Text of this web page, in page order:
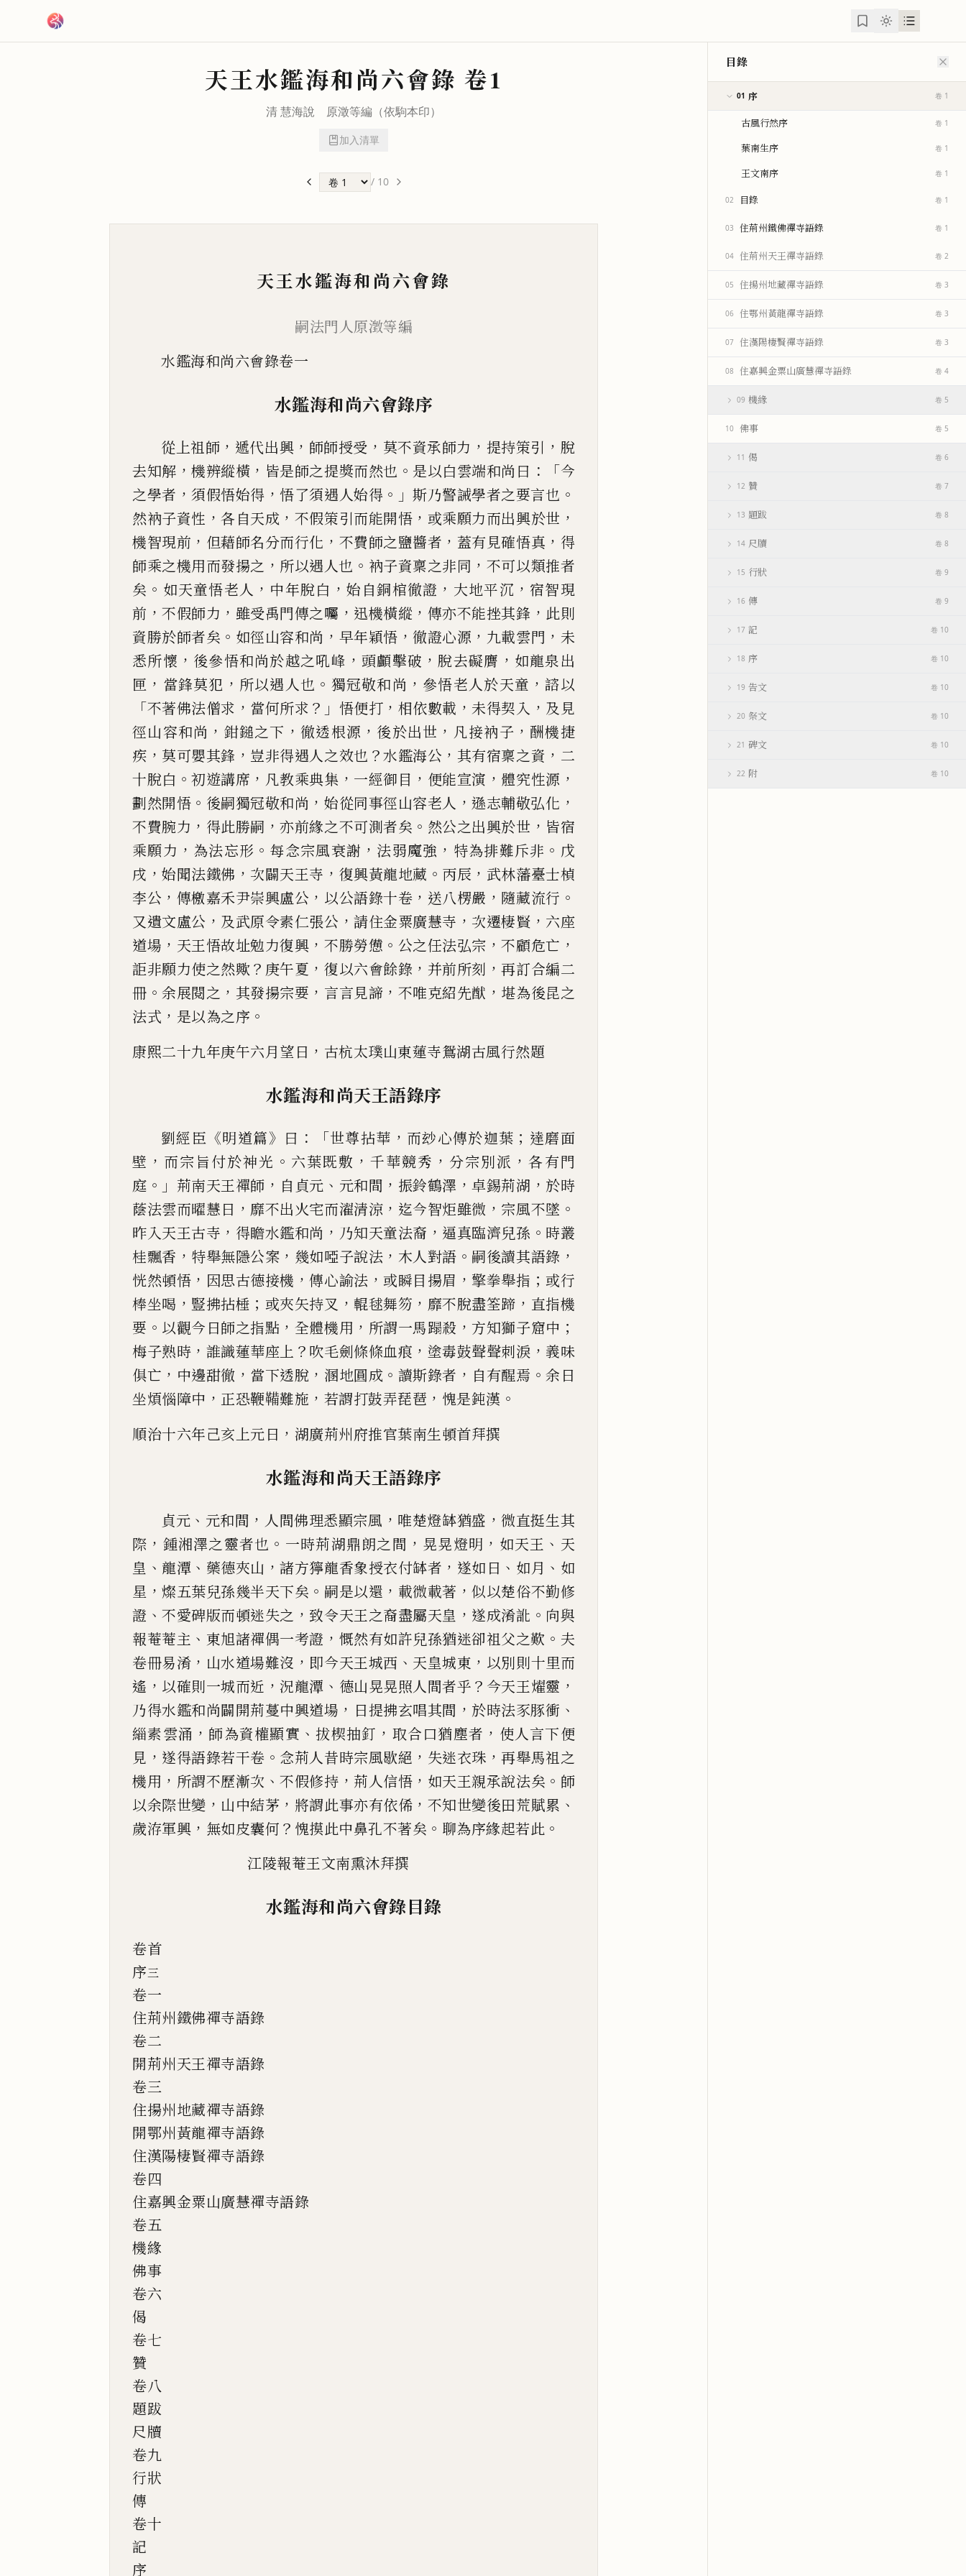
天王水鑑海和尚六會錄 卷1
清慧海說 原澂等編（依駒本印）
加入清單
/ 10
天王水鑑海和尚六會錄
嗣法門人原澂等編
水鑑海和尚六會錄卷一
水鑑海和尚六會錄序
從上祖師 ， 遞代出興 ， 師師授受 ， 莫不資承師力 ， 提持策引 ， 脫
去知解 ，機辨縱橫 ， 皆是師之提獎而然也 。 是以白雲端和尚曰 ：「今
之學者 ， 須假悟始得 ，悟了須遇人始得 。」斯乃警誡學者之要言也 。
然衲子資性 ，各自天成 ， 不假策引而能開悟 ， 或乘願力而出興於世 ，
機智現前 ， 但藉師名分而行化 ， 不費師之鹽醬者 ， 蓋有見確悟真 ， 得
師乘之機用而發揚之 ， 所以遇人也 。 衲子資稟之非同 ， 不可以類推者
矣 。 如天童悟老人 ， 中年脫白 ， 始自銅棺徹證 ， 大地平沉 ， 宿智現
前 ，不假師力 ， 雖受禹門傳之囑 ， 迅機橫縱 ， 傳亦不能挫其鋒 ， 此則
資勝於師者矣 。 如徑山容和尚 ， 早年穎悟 ， 徹證心源 ， 九載雲門 ， 未
悉所懷 ， 後參悟和尚於越之吼峰 ，頭顱擊破 ， 脫去礙膺 ， 如龍泉出
匣 ， 當鋒莫犯 ， 所以遇人也 。 獨冠敬和尚 ， 參悟老人於天童 ，諮以
「不著佛法僧求 ， 當何所求 ？」 悟便打 ， 相依數載 ， 未得契入 ， 及見
徑山容和尚 ， 鉗鎚之下 ， 徹透根源 ， 後於出世 ， 凡接衲子 ， 酬機捷
疾 ， 莫可嬰其鋒 ， 豈非得遇人之效也 ？水鑑海公 ， 其有宿稟之資 ， 二
十脫白 。初遊講席 ， 凡教乘典集 ， 一經御目 ， 便能宣演 ， 體究性源 ，
劃然開悟 。 後嗣獨冠敬和尚 ， 始從同事徑山容老人 ，遜志輔敬弘化 ，
不費腕力 ， 得此勝嗣 ，亦前緣之不可測者矣 。 然公之出興於世 ， 皆宿
乘願力 ， 為法忘形 。 每念宗風衰謝 ， 法弱魔強 ， 特為排難斥非 。 戊
戌 ，始聞法鐵佛 ， 次闢天王寺 ， 復興黃龍地藏 。 丙辰 ， 武林藩臺士楨
李公 ， 傳檄嘉禾尹崇興盧公 ， 以公語錄十卷 ， 送八楞嚴 ， 隨藏流行 。
又遺文盧公 ， 及武原令素仁張公 ，請住金粟廣慧寺 ， 次遷棲賢 ， 六座
道場 ， 天王悟故址勉力復興 ， 不勝勞憊 。 公之任法弘宗 ，不顧危亡 ，
詎非願力使之然歟？ 庚午夏 ， 復以六會餘錄 ， 并前所刻 ，再訂合編二
冊 。余展閱之 ， 其發揚宗要 ， 言言見諦 ， 不唯克紹先猷 ， 堪為後昆之
法式 ， 是以為之序 。
康熙二十九年庚午六月望日 ， 古杭太璞山東蓮寺鴛湖古風行然題
水鑑海和尚天王語錄序
劉經臣 《明道篇》 曰 ：「世尊拈華 ， 而玅心傳於迦葉 ； 達磨面
壁 ， 而宗旨付於神光 。 六葉既敷 ， 千華競秀 ， 分宗別派 ，各有門
庭 。」 荊南天王禪師 ， 自貞元 、 元和間 ， 振鈴鶴澤 ，卓錫荊湖 ， 於時
蔭法雲而曜慧日 ， 靡不出火宅而濯清涼 ， 迄今智炬雖微 ， 宗風不墜 。
昨入天王古寺 ， 得瞻水鑑和尚 ， 乃知天童法裔 ， 逼真臨濟兒孫 。 時叢
桂飄香 ， 特舉無隱公案 ， 幾如啞子說法 ， 木人對語 。 嗣後讀其語錄 ，
恍然頓悟 ， 因思古德接機 ，傳心諭法 ， 或瞬目揚眉 ， 擎拳舉指 ； 或行
棒坐喝 ， 豎拂拈棰 ； 或夾矢持叉 ，輥毬舞笏 ， 靡不脫盡筌蹄 ， 直指機
要 。 以觀今日師之指點 ， 全體機用 ， 所謂一馬蹋殺 ， 方知獅子窟中 ；
梅子熟時 ， 誰識蓮華座上 ？ 吹毛劍條條血痕 ， 塗毒鼓聲聲刺淚 ， 義味
俱亡 ， 中邊甜徹 ， 當下透脫 ， 溷地圓成 。 讀斯錄者 ， 自有醒焉 。余日
坐煩惱障中 ， 正恐鞭鞴難施 ， 若謂打鼓弄琵琶 ， 愧是鈍漢 。
順治十六年己亥上元日 ， 湖廣荊州府推官葉南生頓首拜撰
水鑑海和尚天王語錄序
貞元 、 元和間 ， 人間佛理悉顯宗風 ， 唯楚燈缽猶盛 ， 微直挺生其
際 ， 鍾湘澤之靈者也 。 一時荊湖鼎朗之間 ， 晃晃燈明 ， 如天王 、 天
皇 、 龍潭 、 藥德夾山 ，諸方獰龍香象授衣付缽者 ， 遂如日 、 如月 、 如
星 ，燦五葉兒孫幾半天下矣 。 嗣是以還 ， 載微載著 ，似以楚俗不勤修
證 、不愛碑版而頓迷失之 ， 致令天王之裔盡屬天皇 ， 遂成淆訛 。 向與
報菴菴主 、 東旭諸禪偶一考證 ， 慨然有如許兒孫猶迷卻祖父之歎 。 夫
卷冊易淆 ， 山水道場難沒 ， 即今天王城西 、 天皇城東 ， 以別則十里而
遙 ， 以確則一城而近 ，況龍潭 、 德山晃晃照人間者乎 ？ 今天王燿靈 ，
乃得水鑑和尚闢開荊蔓中興道場 ， 日提拂玄唱其間 ， 於時法豕豚衝 、
緇素雲涌 ， 師為資權顯實 、拔楔抽釘 ， 取合口猶塵者 ， 使人言下便
見 ， 遂得語錄若干卷 。 念荊人昔時宗風歇絕 ， 失迷衣珠 ，再舉馬祖之
機用 ， 所謂不歷漸次 、不假修持 ， 荊人信悟 ， 如天王親承說法矣 。 師
以余際世變 ， 山中結茅 ， 將謂此事亦有依俙 ， 不知世變後田荒賦累 、
歲洊軍興 ， 無如皮囊何 ？ 愧摸此中鼻孔不著矣 。 聊為序緣起若此 。
江陵報菴王文南熏沐拜撰
水鑑海和尚六會錄目錄
卷首
序三
卷一
住荊州鐵佛禪寺語錄
卷二
開荊州天王禪寺語錄
卷三
住揚州地藏禪寺語錄
開鄂州黃龍禪寺語錄
住漢陽棲賢禪寺語錄
卷四
住嘉興金粟山廣慧禪寺語錄
卷五
機緣
佛事
卷六
偈
卷七
贊
卷八
題跋
尺牘
卷九
行狀
傳
卷十
記
序
目錄
01 序 卷 1
古風行然序 卷 1
葉南生序 卷 1
王文南序 卷 1
02 目錄 卷 1
03 住荊州鐵佛禪寺語錄 卷 1
04 住荊州天王禪寺語錄 卷 2
05 住揚州地藏禪寺語錄 卷 3
06 住鄂州黃龍禪寺語錄 卷 3
07 住漢陽棲賢禪寺語錄 卷 3
08 住嘉興金粟山廣慧禪寺語錄 卷 4
09 機緣 卷 5
10 佛事 卷 5
11 偈 卷 6
12 贊 卷 7
13 題跋 卷 8
14 尺牘 卷 8
15 行狀 卷 9
16 傳 卷 9
17 記 卷 10
18 序 卷 10
19 告文 卷 10
20 祭文 卷 10
21 碑文 卷 10
22 附 卷 10